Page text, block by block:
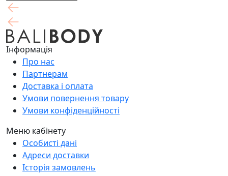
Інформація
Про нас
Партнерам
Доставка і оплата
Умови повернення товару
Умови конфіденційності
Меню кабінету
Особисті дані
Адреси доставки
Історія замовлень